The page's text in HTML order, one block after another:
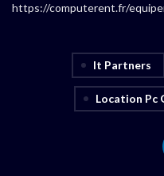
https://computerent.fr/
It Partners
Location Pc